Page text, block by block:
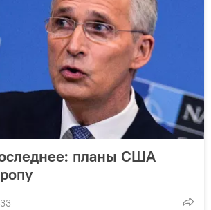
планы США